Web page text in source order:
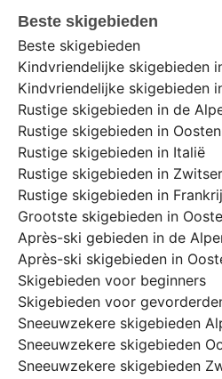
Beste skigebieden
Beste skigebieden
Kindvriendelijke skigebieden
Kindvriendelijke skigebieden
Rustige skigebieden in de
Rustige skigebieden in
Rustige skigebieden in Italië
Rustige skigebieden in
Rustige skigebieden in
Grootste skigebieden in
Après-ski gebieden in de
Après-ski skigebieden in
Skigebieden voor beginners
Skigebieden voor
Sneeuwzekere skigebieden
Sneeuwzekere skigebieden
Sneeuwzekere skigebieden